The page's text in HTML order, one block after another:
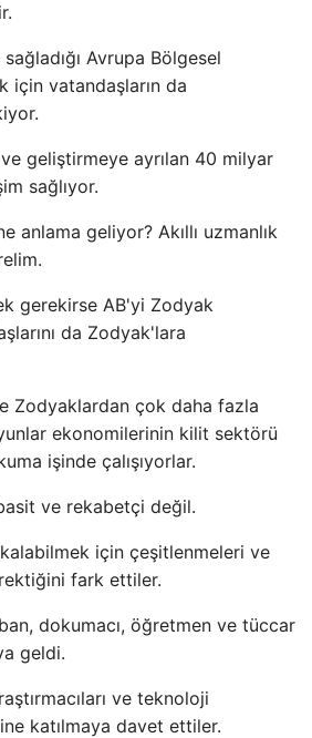
Avrupa Bölgesel
için vatandaşların da
geliştirmeye ayrılan 40 milyar
sağlıyor.
anlama geliyor? Akıllı uzmanlık
gerekirse AB'yi Zodyak
da Zodyak'lara
Zodyaklardan çok daha fazla
ekonomilerinin kilit sektörü
işinde çalışıyorlar.
ve rekabetçi değil.
için çeşitlenmeleri ve
fark ettiler.
dokumacı, öğretmen ve tüccar
geldi.
ve teknoloji
katılmaya davet ettiler.